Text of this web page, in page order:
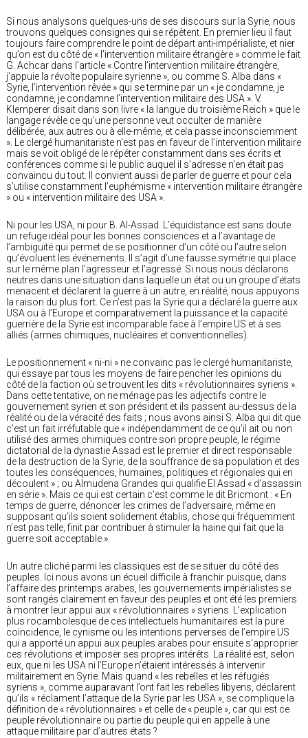
Si nous analysons quelques-uns de ses discours sur la Syrie, nous
trouvons quelques consignes qui se répètent. En premier lieu il faut
toujours faire comprendre le point de départ anti-impérialiste, et nier
qu’on est du côté de « l’intervention militaire étrangère » comme le fait
G. Achcar dans l’article « Contre l’intervention militaire étrangère,
j’appuie la révolte populaire syrienne », ou comme S. Alba dans «
Syrie, l’intervention rêvée » qui se termine par un « je condamne, je
condamne, je condamne l’intervention militaire des USA ». V.
Klemperer disait dans son livre « la langue du troisième Reich » que le
langage révèle ce qu’une personne veut occulter de manière
délibérée, aux autres ou à elle-même, et cela passe inconsciemment
». Le clergé humanitariste n’est pas en faveur de l’intervention militaire
mais se voit obligé de le répéter constamment dans ses écrits et
conférences comme si le public auquel il s’adresse n’en était pas
convaincu du tout. Il convient aussi de parler de guerre et pour cela
s’utilise constamment l’euphémisme « intervention militaire étrangère
» ou « intervention militaire des USA ».
Ni pour les USA, ni pour B. Al-Assad. L’équidistance est sans doute
un refuge idéal pour les bonnes consciences et a l’avantage de
l’ambiguïté qui permet de se positionner d’un côté ou l’autre selon
qu’évoluent les événements. Il s’agit d’une fausse symétrie qui place
sur le même plan l’agresseur et l’agressé. Si nous nous déclarons
neutres dans une situation dans laquelle un état ou un groupe d’états
menacent et déclarent la guerre à un autre, en réalité, nous appuyons
la raison du plus fort. Ce n’est pas la Syrie qui a déclaré la guerre aux
USA ou à l’Europe et comparativement la puissance et la capacité
guerrière de la Syrie est incomparable face à l’empire US et à ses
alliés (armes chimiques, nucléaires et conventionnelles).
Le positionnement « ni-ni » ne convainc pas le clergé humanitariste,
qui essaye par tous les moyens de faire pencher les opinions du
côté de la faction où se trouvent les dits « révolutionnaires syriens ».
Dans cette tentative, on ne ménage pas les adjectifs contre le
gouvernement syrien et son président et ils passent au-dessus de la
réalité ou de la véracité des faits ; nous avons ainsi S. Alba qui dit que
c’est un fait irréfutable que « indépendamment de ce qu’il ait ou non
utilisé des armes chimiques contre son propre peuple, le régime
dictatorial de la dynastie Assad est le premier et direct responsable
de la destruction de la Syrie, de la souffrance de sa population et des
toutes les conséquences, humaines, politiques et régionales qui en
découlent » ; ou Almudena Grandes qui qualifie El Assad « d’assassin
en série ». Mais ce qui est certain c’est comme le dit Bricmont : « En
temps de guerre, dénoncer les crimes de l’adversaire, même en
supposant qu’ils soient solidement établis, chose qui fréquemment
n’est pas telle, finit par contribuer à stimuler la haine qui fait que la
guerre soit acceptable ».
Un autre cliché parmi les classiques est de se situer du côté des
peuples. Ici nous avons un écueil difficile à franchir puisque, dans
l’affaire des printemps arabes, les gouvernements impérialistes se
sont rangés clairement en faveur des peuples et ont été les premiers
à montrer leur appui aux « révolutionnaires » syriens. L’explication
plus rocambolesque de ces intellectuels humanitaires est la pure
coïncidence, le cynisme ou les intentions perverses de l’empire US
qui a apporté un appui aux peuples arabes pour ensuite s’approprier
ces révolutions et imposer ses propres intérêts. La réalité est, selon
eux, que ni les USA ni l’Europe n’étaient intéressés à intervenir
militairement en Syrie. Mais quand « les rebelles et les réfugiés
syriens », comme auparavant l’ont fait les rebelles libyens, déclarent
qu’ils « réclament l’attaque de la Syrie par les USA », se complique la
définition de « révolutionnaires » et celle de « peuple », car qui est ce
peuple révolutionnaire ou partie du peuple qui en appelle à une
attaque militaire par d’autres états ?